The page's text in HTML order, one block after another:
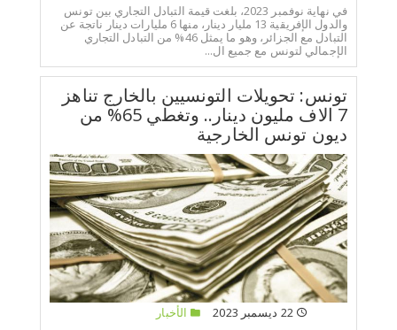
في نهاية نوفمبر 2023، بلغت قيمة التبادل التجاري بين تونس
والدول الإفريقية 13 مليار دينار، منها 6 مليارات دينار ناتجة عن
التبادل مع الجزائر، وهو ما يمثل 46% من التبادل التجاري
الإجمالي لتونس مع جميع ال...
تونس: تحويلات التونسيين بالخارج تناهز
7 الاف مليون دينار.. وتغطي 65% من
ديون تونس الخارجية
22 ديسمبر 2023
الأخبار